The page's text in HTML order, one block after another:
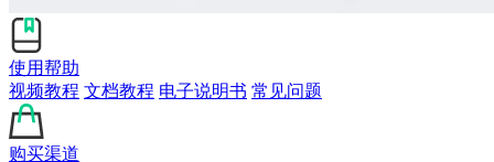
使用帮助
视频教程 文档教程 电子说明书 常见问题
购买渠道